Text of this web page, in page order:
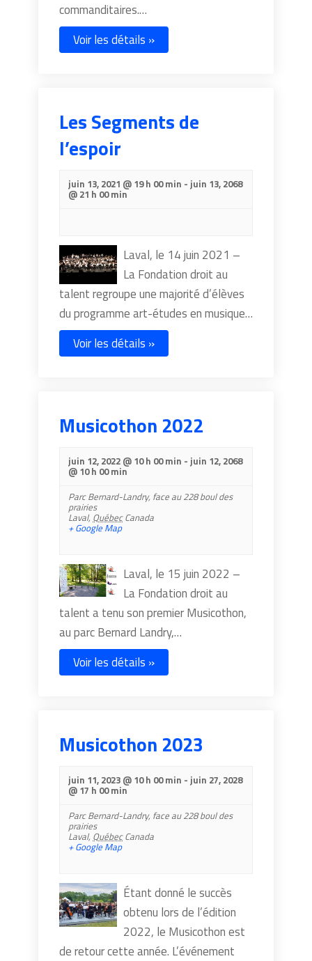
commanditaires.…
Voir les détails »
Les Segments de
l’espoir
juin 13, 2021 @ 19 h 00 min - juin 13, 2068
@ 21 h 00 min
Laval, le 14 juin 2021 –
La Fondation droit au
talent regroupe une majorité d’élèves
du programme art-études en musique…
Voir les détails »
Musicothon 2022
juin 12, 2022 @ 10 h 00 min - juin 12, 2068
@ 10 h 00 min
Parc Bernard-Landry, face au 228 boul des
prairies
Laval, Québec Canada
+ Google Map
Laval, le 15 juin 2022 –
La Fondation droit au
talent a tenu son premier Musicothon,
au parc Bernard Landry,…
Voir les détails »
Musicothon 2023
juin 11, 2023 @ 10 h 00 min - juin 27, 2028
@ 17 h 00 min
Parc Bernard-Landry, face au 228 boul des
prairies
Laval, Québec Canada
+ Google Map
Étant donné le succès
obtenu lors de l’édition
2022, le Musicothon est
de retour cette année. L’événement